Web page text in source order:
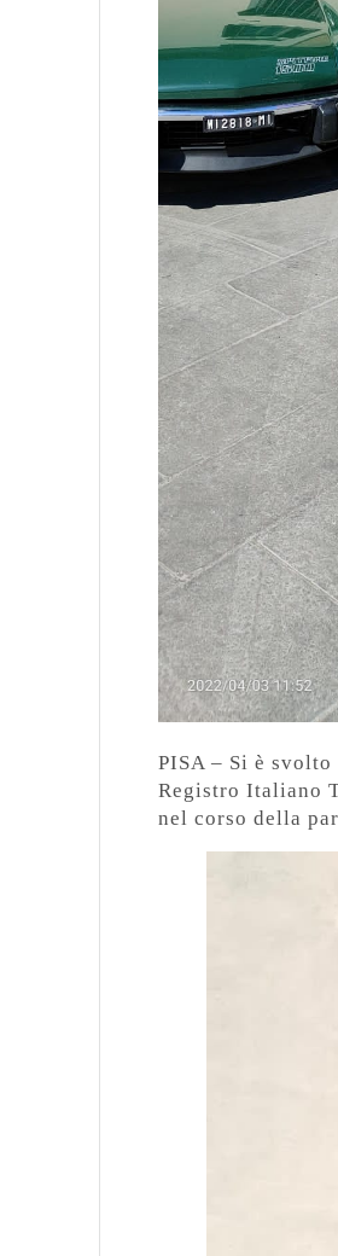
PISA – Si è
Registro Italiano
nel corso della